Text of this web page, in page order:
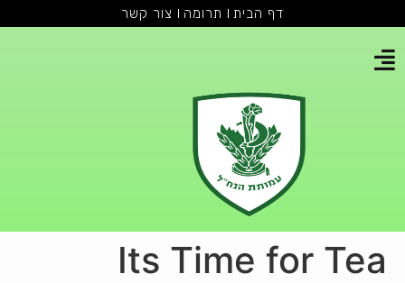
דף הבית תרומה צור קשר
Its Time for Tea